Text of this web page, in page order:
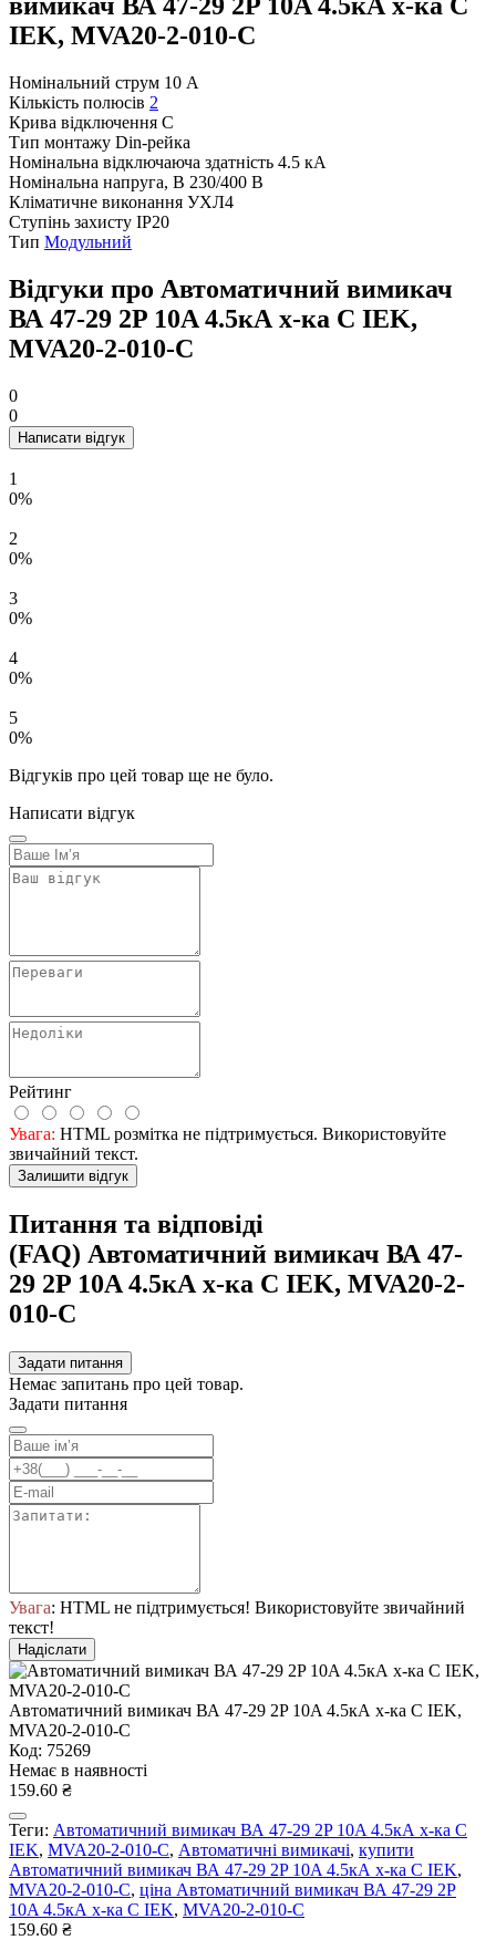
вимикач ВА 47-29 2P 10A 4.5кА х-ка C
IEK, MVA20-2-010-C
Номінальний струм 10 А
Кількість полюсів 2
Крива відключення C
Тип монтажу Din-рейка
Номінальна відключаюча здатність 4.5 кА
Номінальна напруга, В 230/400 В
Кліматичне виконання УХЛ4
Ступінь захисту IP20
Тип Модульний
Відгуки про Автоматичний вимикач
ВА 47-29 2P 10A 4.5кА х-ка C IEK,
MVA20-2-010-C
0
0
Написати відгук
1
0%
2
0%
3
0%
4
0%
5
0%
Відгуків про цей товар ще не було.
Написати відгук
Рейтинг
Увага: HTML розмітка не підтримується. Використовуйте
звичайний текст.
Залишити відгук
Питання та відповіді
(FAQ) Автоматичний вимикач ВА 47-
29 2P 10A 4.5кА х-ка C IEK, MVA20-2-
010-C
Задати питання
Немає запитань про цей товар.
Задати питання
Увага: HTML не підтримується! Використовуйте звичайний
текст!
Надіслати
Автоматичний вимикач ВА 47-29 2P 10A 4.5кА х-ка C IEK,
MVA20-2-010-C
Код: 75269
Немає в наявності
159.60 ₴
Теги: Автоматичний вимикач ВА 47-29 2P 10A 4.5кА х-ка C
IEK, MVA20-2-010-C, Автоматичні вимикачі, купити
Автоматичний вимикач ВА 47-29 2P 10A 4.5кА х-ка C IEK,
MVA20-2-010-C, ціна Автоматичний вимикач ВА 47-29 2P
10A 4.5кА х-ка C IEK, MVA20-2-010-C
159.60 ₴